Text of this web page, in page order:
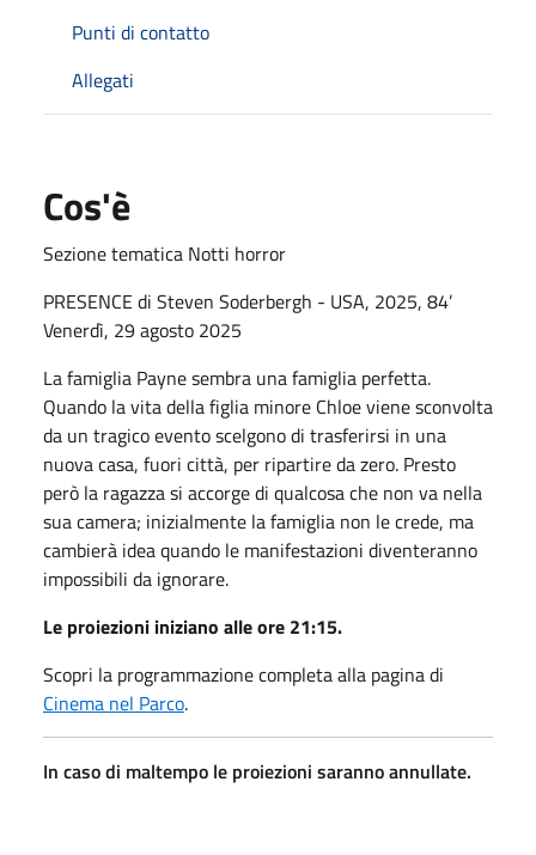
Punti di contatto
Allegati
Cos'è
Sezione tematica Notti horror
PRESENCE di Steven Soderbergh - USA, 2025, 84’
Venerdì, 29 agosto 2025
La famiglia Payne sembra una famiglia perfetta.
Quando la vita della figlia minore Chloe viene sconvolta
da un tragico evento scelgono di trasferirsi in una
nuova casa, fuori città, per ripartire da zero. Presto
però la ragazza si accorge di qualcosa che non va nella
sua camera; inizialmente la famiglia non le crede, ma
cambierà idea quando le manifestazioni diventeranno
impossibili da ignorare.
Le proiezioni iniziano alle ore 21:15.
Scopri la programmazione completa alla pagina di
Cinema nel Parco.
In caso di maltempo le proiezioni saranno annullate.